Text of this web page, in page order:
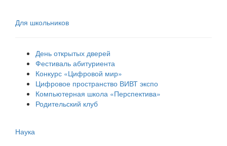
Для школьников
День открытых дверей
Фестиваль абитуриента
Конкурс «Цифровой мир»
Цифровое пространство ВИВТ экспо
Компьютерная школа «Перспектива»
Родительский клуб
Наука